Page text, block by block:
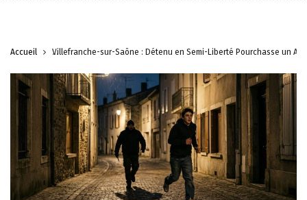
Accueil Villefranche-sur-Saône : Détenu en Semi-Liberté Pourchasse un